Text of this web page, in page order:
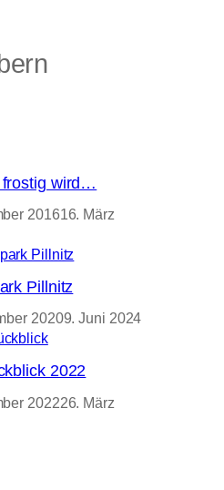
frostig wird…
201616. März
Pillnitz
20209. Juni 2024
2022
202226. März